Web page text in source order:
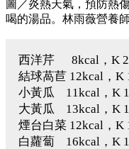
圖／炎熱天氣，預防熱
喝的湯品。林雨薇營養
西洋芹 8kcal，K
結球萵苣 12kcal，K
小黃瓜 11kcal，K
大黃瓜 13kcal，K
煙台白菜 12kcal，K
白蘿蔔 16kcal，K